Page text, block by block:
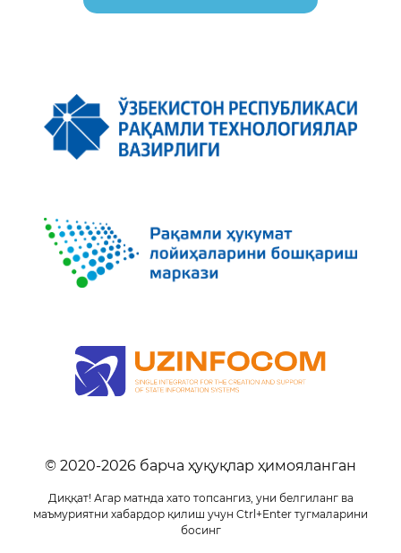
© 2020-2026 барча ҳуқуқлар ҳимояланган
Диққат! Агар матнда хато топсангиз, уни белгиланг ва
маъмуриятни хабардор қилиш учун Ctrl+Enter тугмаларини
босинг